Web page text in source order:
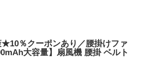
％クーポンあり／腰掛けファ
大容量】扇風機 腰掛 ベルト